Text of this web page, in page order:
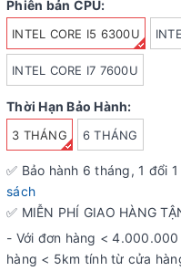
Phiên bản CPU:
INTEL CORE I5 6300U
INTEL CORE I7 7600U
Thời Hạn Bảo Hành:
3 THÁNG 6 THÁNG
✅ Bảo hành 6tháng, 1 đổi
sách
✅ MIỄN PHÍ GIAO HÀNG
- Với đơn hàng <
hàng < 5km tính từ cửa